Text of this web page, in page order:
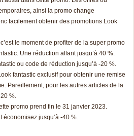
ainsi la promo change
facilement obtenir des promotions Look
le moment de profiter de la super promo
Une réduction allant jusqu’à 40 %.
ou code de réduction jusqu’à -20 %.
fantastic exclusif pour obtenir une remise
Pareillement, pour les autres articles de la
%.
promo prend fin le 31 janvier 2023.
jusqu’à -40 %.